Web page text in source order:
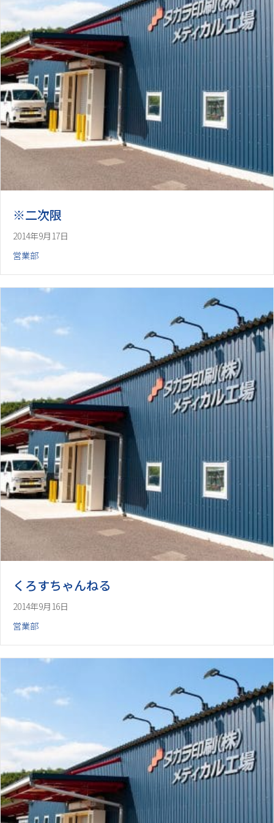
※二次限
2014年9月17日
営業部
くろすちゃんねる
2014年9月16日
営業部